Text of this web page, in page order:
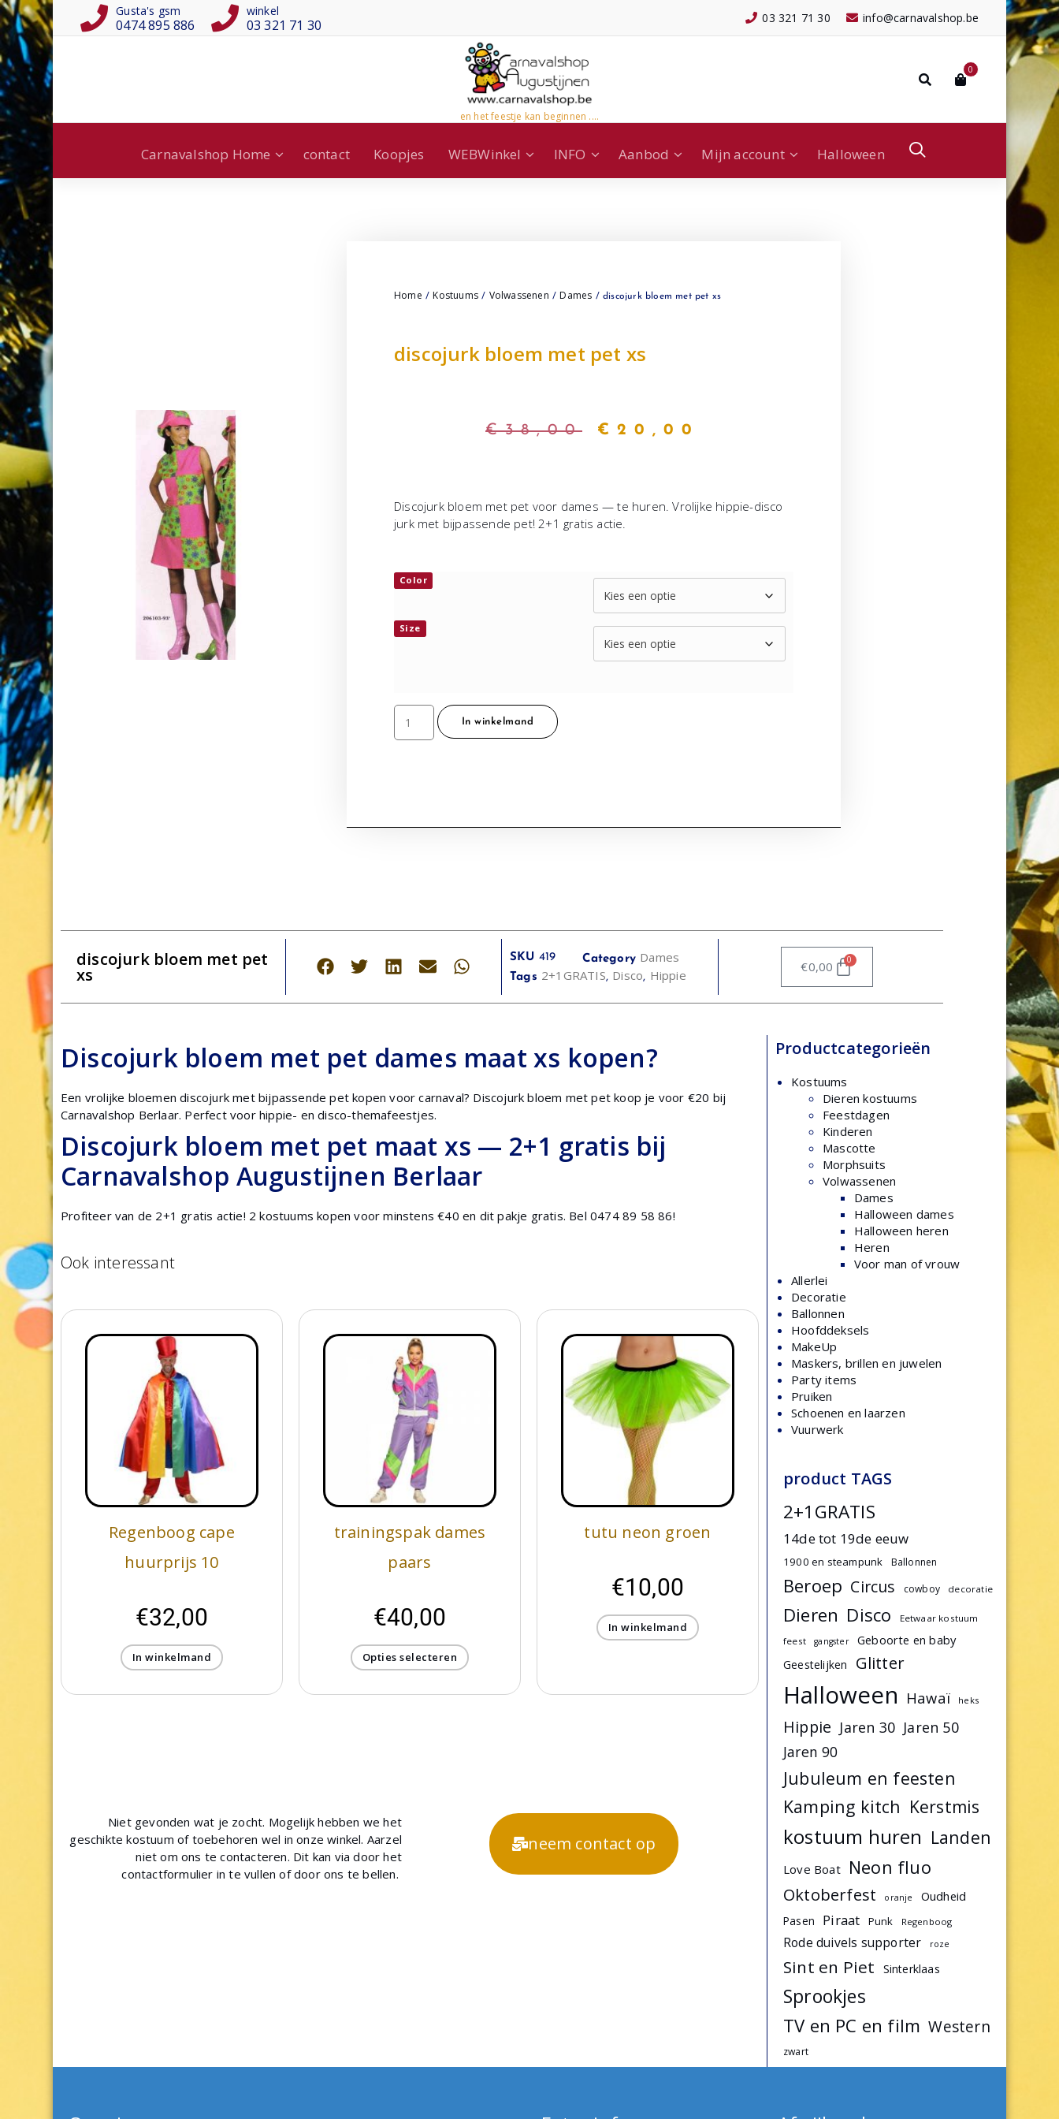
Gusta's gsm
0474 895 886
winkel
03 321 71 30 info@carnavalshop.be
03 321 71 30
en het feestje kan beginnen ....
0
Carnavalshop Home contact Koopjes WEBWinkel INFO Aanbod Mijn account Halloween
Home / Kostuums / Volwassenen / Dames / discojurk bloem met pet xs
discojurk bloem met pet xs
€38,00 € 20,00
Discojurk bloem met pet voor dames — te huren. Vrolijke hippie-disco
jurk met bijpassende pet! 2+1 gratis actie.
Color
Size
In winkelmand
discojurk bloem met pet
xs
SKU 419 Category Dames
Tags 2+1GRATIS, Disco, Hippie
€0,00 0
Discojurk bloem met pet dames maat xs kopen?
Een vrolijke bloemen discojurk met bijpassende pet kopen voor carnaval? Discojurk bloem met pet koop je voor €20 bij
Carnavalshop Berlaar. Perfect voor hippie- en disco-themafeestjes.
Discojurk bloem met pet maat xs — 2+1 gratis bij
Carnavalshop Augustijnen Berlaar
Profiteer van de 2+1 gratis actie! 2 kostuums kopen voor minstens €40 en dit pakje gratis. Bel 0474 89 58 86!
Ook interessant
Regenboog cape
huurprijs 10
€32,00
In winkelmand
trainingspak dames
paars
€40,00
Opties selecteren
tutu neon groen
€10,00
In winkelmand
Niet gevonden wat je zocht. Mogelijk hebben we het
geschikte kostuum of toebehoren wel in onze winkel. Aarzel
niet om ons te contacteren. Dit kan via door het
contactformulier in te vullen of door ons te bellen.
neem contact op
Productcategorieën
Kostuums
Dieren kostuums
Feestdagen
Kinderen
Mascotte
Morphsuits
Volwassenen
Dames
Halloween dames
Halloween heren
Heren
Voor man of vrouw
Allerlei
Decoratie
Ballonnen
Hoofddeksels
MakeUp
Maskers, brillen en juwelen
Party items
Pruiken
Schoenen en laarzen
Vuurwerk
product TAGS
2+1GRATIS
14de tot 19de eeuw
1900 en steampunk Ballonnen
Beroep Circus cowboy decoratie
Dieren Disco
Eetwaar kostuum
feest
gangster Geboorte en baby
Geestelijken Glitter
Halloween Hawaï heks
Hippie Jaren 30 Jaren 50
Jaren 90
Jubuleum en feesten
Kamping kitch Kerstmis
kostuum huren Landen
Love Boat Neon fluo
Oktoberfest oranje Oudheid
Pasen Piraat Punk Regenboog
Rode duivels supporter roze
Sint en Piet Sinterklaas
Sprookjes
TV en PC en film Western
zwart